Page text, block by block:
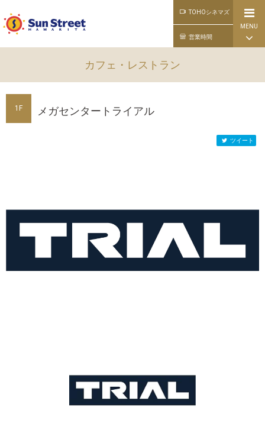
TOHOシネマズ
営業時間
MENU
公式ライン
カフェ・レストラン
1F メガセンタートライアル
ツイート